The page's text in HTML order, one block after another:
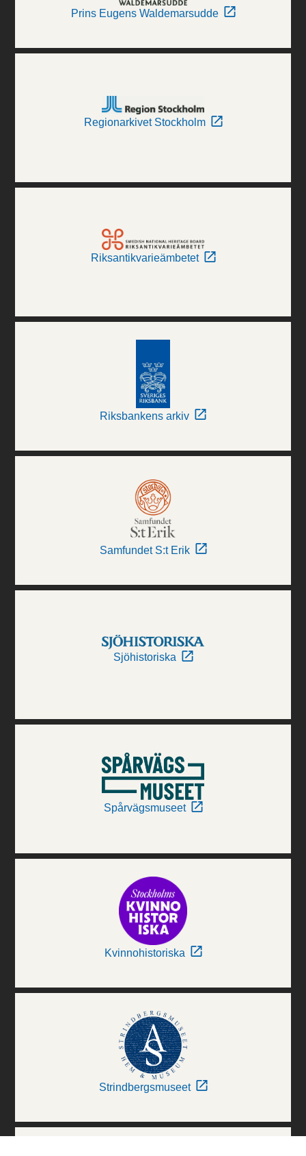
Prins Eugens Waldemarsudde
Regionarkivet Stockholm
Riksantikvarieämbetet
Riksbankens arkiv
Samfundet S:t Erik
Sjöhistoriska
Spårvägsmuseet
Kvinnohistoriska
Strindbergsmuseet